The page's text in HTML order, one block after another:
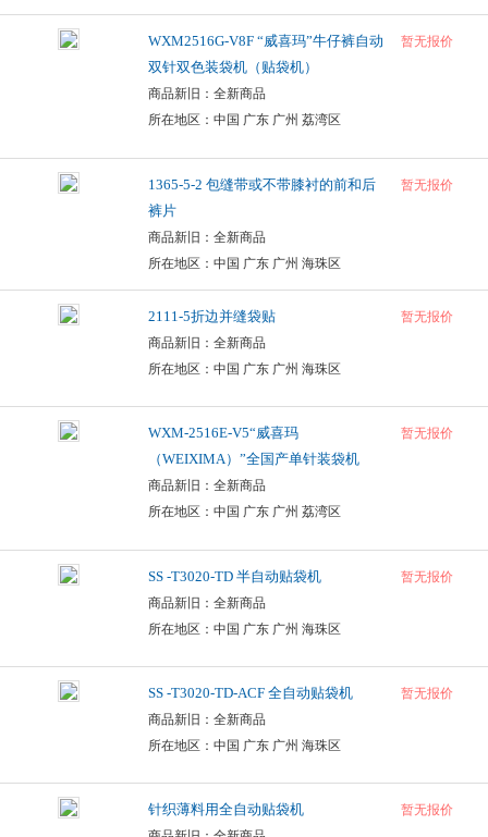
WXM2516G-V8F “威喜玛”牛仔裤自动
双针双色装袋机（贴袋机）
商品新旧：全新商品
所在地区：中国 广东 广州 荔湾区
暂无报价
1365-5-2 包缝带或不带膝衬的前和后
裤片
商品新旧：全新商品
所在地区：中国 广东 广州 海珠区
暂无报价
2111-5折边并缝袋贴
商品新旧：全新商品
所在地区：中国 广东 广州 海珠区
暂无报价
WXM-2516E-V5“威喜玛
（WEIXIMA）”全国产单针装袋机
商品新旧：全新商品
所在地区：中国 广东 广州 荔湾区
暂无报价
SS -T3020-TD 半自动贴袋机
商品新旧：全新商品
所在地区：中国 广东 广州 海珠区
暂无报价
SS -T3020-TD-ACF 全自动贴袋机
商品新旧：全新商品
所在地区：中国 广东 广州 海珠区
暂无报价
针织薄料用全自动贴袋机 暂无报价